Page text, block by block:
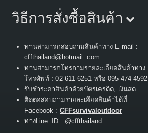
วิธีการสั่งซื้อสินค้า
ท่านสามารถสอบถามสินค้าทาง E-mail :
cffthailand@hotmail. com
ท่านสามารถโทรถามรายละเอียดสินค้าทาง
โทรศัพท์ : 02-611-6251 หรือ 095-474-4592
รับชำระค่าสินค้าด้วยบัตรเครดิต, เงินสด
ติดต่อสอบถามรายละเอียดสินค้าได้ที่
Facebook : CFFsurvivaloutdoor
ทางLine ID : @cffthailand